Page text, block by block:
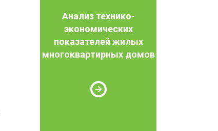
Анализ технико-
экономических
показателей жилых
многоквартирных домов